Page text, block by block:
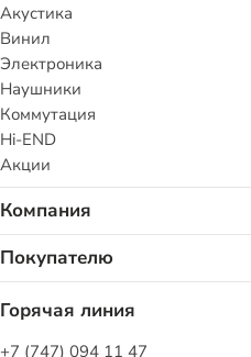
Акустика
Винил
Электроника
Наушники
Коммутация
Hi-END
Акции
Компания
Покупателю
Горячая линия
+7 (747) 094 11 47